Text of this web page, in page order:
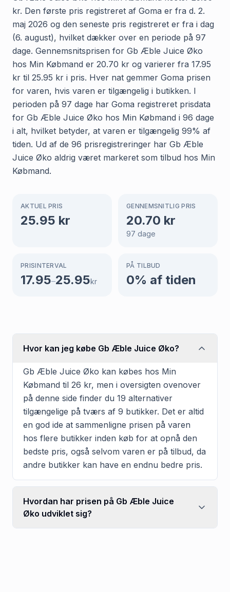
kr. Den første pris registreret af Goma er fra d. 2.
maj 2026 og den seneste pris registreret er fra i dag
(6. august), hvilket dækker over en periode på 97
dage. Gennemsnitsprisen for Gb Æble Juice Øko
hos Min Købmand er 20.70 kr og varierer fra 17.95
kr til 25.95 kr i pris. Hver nat gemmer Goma prisen
for varen, hvis varen er tilgængelig i butikken. I
perioden på 97 dage har Goma registreret prisdata
for Gb Æble Juice Øko hos Min Købmand i 96 dage
i alt, hvilket betyder, at varen er tilgængelig 99% af
tiden. Ud af de 96 prisregistreringer har Gb Æble
Juice Øko aldrig været markeret som tilbud hos Min
Købmand.
AKTUEL PRIS
25.95 kr
GENNEMSNITLIG PRIS
20.70 kr
97 dage
PRISINTERVAL
17.95–25.95kr
PÅ TILBUD
0% af tiden
Hvor kan jeg købe Gb Æble Juice Øko?
Gb Æble Juice Øko kan købes hos Min
Købmand til 26 kr, men i oversigten ovenover
på denne side finder du 19 alternativer
tilgængelige på tværs af 9 butikker. Det er altid
en god ide at sammenligne prisen på varen
hos flere butikker inden køb for at opnå den
bedste pris, også selvom varen er på tilbud, da
andre butikker kan have en endnu bedre pris.
Hvordan har prisen på Gb Æble Juice
Øko udviklet sig?